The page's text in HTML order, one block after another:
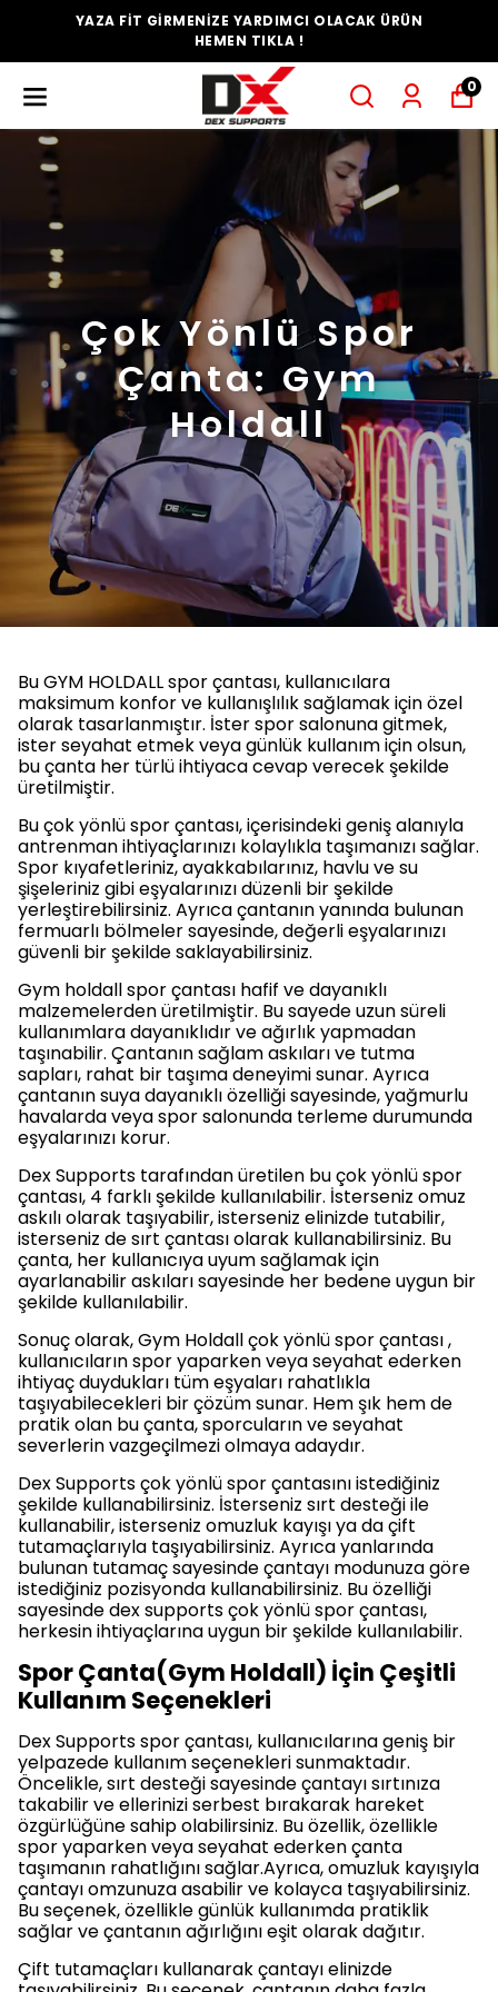
YAZA FİT GİRMENİZE YARDIMCI OLACAK ÜRÜN
HEMEN TIKLA !
0
Çok Yönlü Spor
Çanta: Gym
Holdall
Bu GYM HOLDALL spor çantası, kullanıcılara
maksimum konfor ve kullanışlılık sağlamak için özel
olarak tasarlanmıştır. İster spor salonuna gitmek,
ister seyahat etmek veya günlük kullanım için olsun,
bu çanta her türlü ihtiyaca cevap verecek şekilde
üretilmiştir.
Bu çok yönlü spor çantası, içerisindeki geniş alanıyla
antrenman ihtiyaçlarınızı kolaylıkla taşımanızı sağlar.
Spor kıyafetleriniz, ayakkabılarınız, havlu ve su
şişeleriniz gibi eşyalarınızı düzenli bir şekilde
yerleştirebilirsiniz. Ayrıca çantanın yanında bulunan
fermuarlı bölmeler sayesinde, değerli eşyalarınızı
güvenli bir şekilde saklayabilirsiniz.
Gym holdall spor çantası hafif ve dayanıklı
malzemelerden üretilmiştir. Bu sayede uzun süreli
kullanımlara dayanıklıdır ve ağırlık yapmadan
taşınabilir. Çantanın sağlam askıları ve tutma
sapları, rahat bir taşıma deneyimi sunar. Ayrıca
çantanın suya dayanıklı özelliği sayesinde, yağmurlu
havalarda veya spor salonunda terleme durumunda
eşyalarınızı korur.
Dex Supports tarafından üretilen bu çok yönlü spor
çantası, 4 farklı şekilde kullanılabilir. İsterseniz omuz
askılı olarak taşıyabilir, isterseniz elinizde tutabilir,
isterseniz de sırt çantası olarak kullanabilirsiniz. Bu
çanta, her kullanıcıya uyum sağlamak için
ayarlanabilir askıları sayesinde her bedene uygun bir
şekilde kullanılabilir.
Sonuç olarak, Gym Holdall çok yönlü spor çantası ,
kullanıcıların spor yaparken veya seyahat ederken
ihtiyaç duydukları tüm eşyaları rahatlıkla
taşıyabilecekleri bir çözüm sunar. Hem şık hem de
pratik olan bu çanta, sporcuların ve seyahat
severlerin vazgeçilmezi olmaya adaydır.
Dex Supports çok yönlü spor çantasını istediğiniz
şekilde kullanabilirsiniz. İsterseniz sırt desteği ile
kullanabilir, isterseniz omuzluk kayışı ya da çift
tutamaçlarıyla taşıyabilirsiniz. Ayrıca yanlarında
bulunan tutamaç sayesinde çantayı modunuza göre
istediğiniz pozisyonda kullanabilirsiniz. Bu özelliği
sayesinde dex supports çok yönlü spor çantası,
herkesin ihtiyaçlarına uygun bir şekilde kullanılabilir.
Spor Çanta(Gym Holdall) İçin Çeşitli
Kullanım Seçenekleri
Dex Supports spor çantası, kullanıcılarına geniş bir
yelpazede kullanım seçenekleri sunmaktadır.
Öncelikle, sırt desteği sayesinde çantayı sırtınıza
takabilir ve ellerinizi serbest bırakarak hareket
özgürlüğüne sahip olabilirsiniz. Bu özellik, özellikle
spor yaparken veya seyahat ederken çanta
taşımanın rahatlığını sağlar.Ayrıca, omuzluk kayışıyla
çantayı omzunuza asabilir ve kolayca taşıyabilirsiniz.
Bu seçenek, özellikle günlük kullanımda pratiklik
sağlar ve çantanın ağırlığını eşit olarak dağıtır.
Çift tutamaçları kullanarak çantayı elinizde